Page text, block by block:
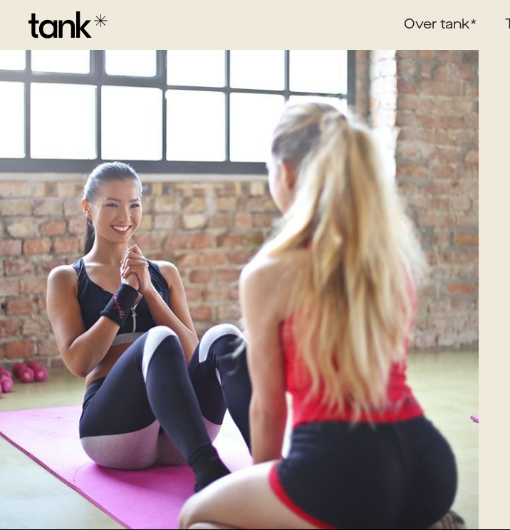
Over tank*
Friends fit and fun
Vind je maar moeilijk motivatie of sport je liever in gezelschap?
Dan is ons "Friends fit and fun"- traject iets voor jou. Tijdens dit
traject sport je met een vriend of vriendin. Je sport deels in groep,
je gaat als duo aan de slag met onze personal trainer en je volgt
samen leerrijke workshops.
Start als duo een traject om fitter en gezonder te worden
Motivatie gegarandeerd
Variatie in groepslessen
Duo-begeleiding door onze personal trainer
340 Boek een intake session
Prijs per persoon, op basis van 2 deelnemers.